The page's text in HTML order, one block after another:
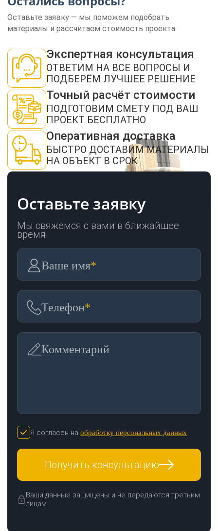
Оставьте заявку — мы поможем подобрать
материалы и рассчитаем стоимость проекта.
Экспертная консультация
ОТВЕТИМ НА ВСЕ ВОПРОСЫ И
ПОДБЕРЁМ ЛУЧШЕЕ РЕШЕНИЕ
Точный расчёт стоимости
ПОДГОТОВИМ СМЕТУ ПОД ВАШ
ПРОЕКТ БЕСПЛАТНО
Оперативная доставка
БЫСТРО ДОСТАВИМ МАТЕРИАЛЫ
НА ОБЪЕКТ В СРОК
Оставьте заявку
Мы свяжемся с вами в ближайшее
время
Ваше имя*
Телефон*
Комментарий
Я согласен на обработку персональных данных
Получить консультацию
Ваши данные защищены и не передаются третьим
лицам
ЗАКАЗАТЬ ЗВОНОК
Нажимая кнопку "Отправить", я даю своё согласие на обработку моих
персональных данных в соответствии с ФЗ от 27.07.2006 № 152-ФЗ "О
персональных данных", на условиях и для целей, определенных в
конфиденциальности
ОТПРАВИТЬ